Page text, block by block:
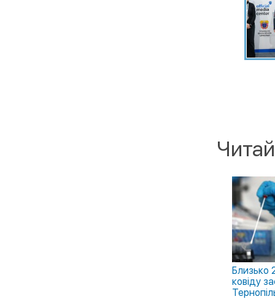
Близько
ковіду